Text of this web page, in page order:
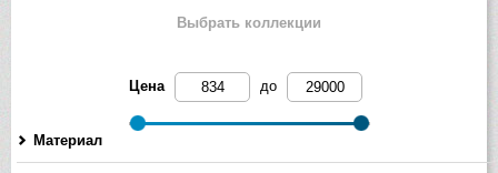
Выбрать коллекции
Цена до
Материал